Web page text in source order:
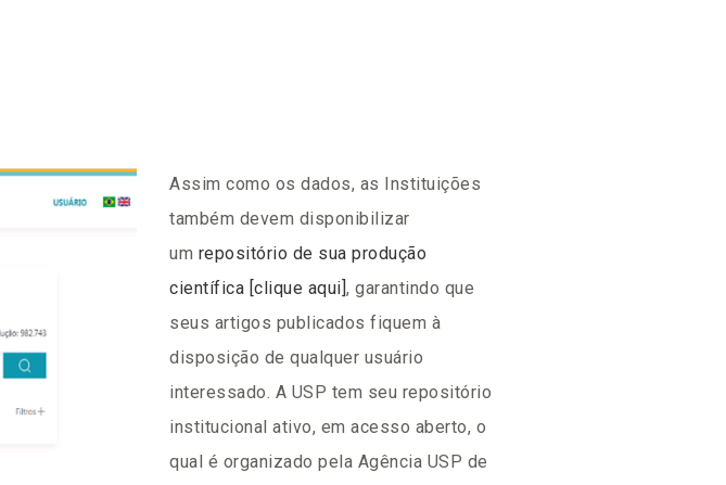
Assim como os dados, as Instituições
também devem disponibilizar
um repositório de sua produção
científica [clique aqui], garantindo que
seus artigos publicados fiquem à
disposição de qualquer usuário
interessado. A USP tem seu repositório
institucional ativo, em acesso aberto, o
qual é organizado pela Agência USP de